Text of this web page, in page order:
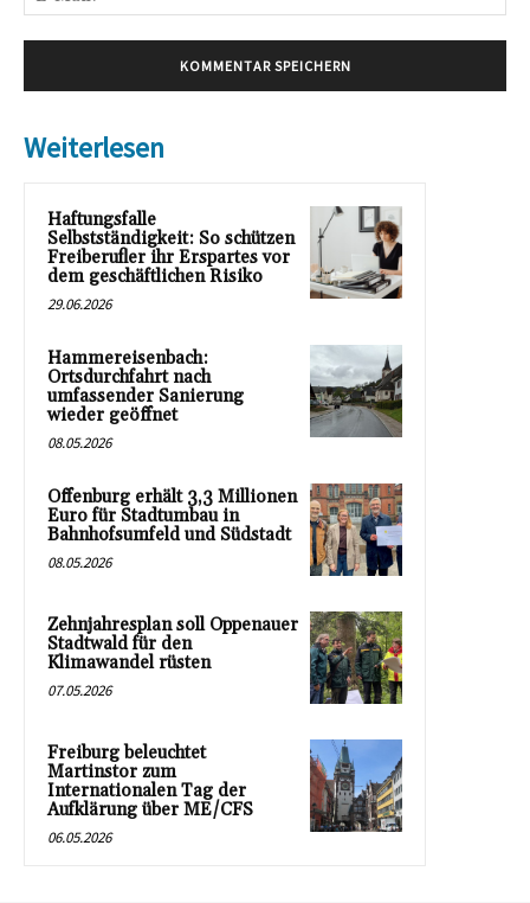
Weiterlesen
Haftungsfalle
Selbstständigkeit: So schützen
Freiberufler ihr Erspartes vor
dem geschäftlichen Risiko
29.06.2026
Hammereisenbach:
Ortsdurchfahrt nach
umfassender Sanierung
wieder geöffnet
08.05.2026
Offenburg erhält 3,3 Millionen
Euro für Stadtumbau in
Bahnhofsumfeld und Südstadt
08.05.2026
Zehnjahresplan soll Oppenauer
Stadtwald für den
Klimawandel rüsten
07.05.2026
Freiburg beleuchtet
Martinstor zum
Internationalen Tag der
Aufklärung über ME/CFS
06.05.2026